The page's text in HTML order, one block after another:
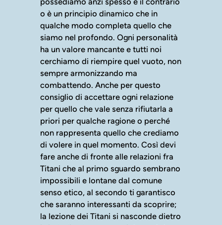
o è un principio dinamico che in
qualche modo completa quello che
siamo nel profondo. Ogni personalità
ha un valore mancante e tutti noi
cerchiamo di riempire quel vuoto, non
sempre armonizzando ma
combattendo. Anche per questo
consiglio di accettare ogni relazione
per quello che vale senza rifiutarla a
priori per qualche ragione o perché
non rappresenta quello che crediamo
di volere in quel momento. Così devi
fare anche di fronte alle relazioni fra
Titani che al primo sguardo sembrano
impossibili e lontane dal comune
senso etico, al secondo ti garantisco
che saranno interessanti da scoprire;
la lezione dei Titani si nasconde dietro